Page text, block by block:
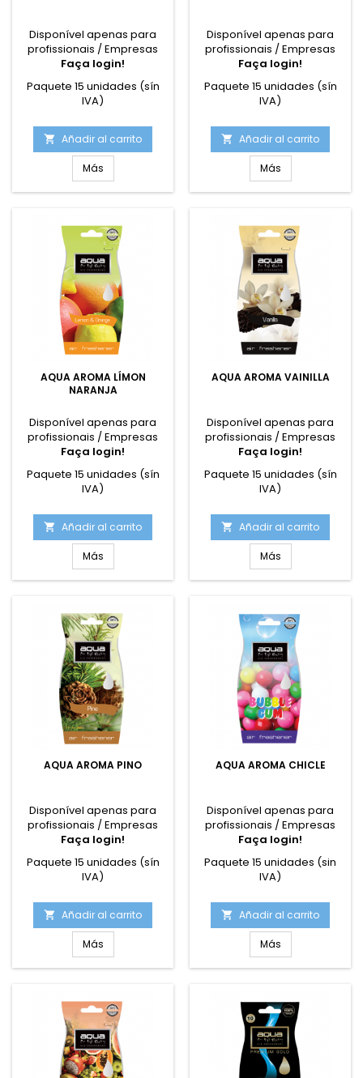
Disponível apenas para
profissionais / Empresas
Faça login!
Paquete 15 unidades (sín
IVA)
 Añadir al carrito
Más
Disponível apenas para
profissionais / Empresas
Faça login!
Paquete 15 unidades (sín
IVA)
 Añadir al carrito
Más
AQUA AROMA LÍMON
NARANJA
Disponível apenas para
profissionais / Empresas
Faça login!
Paquete 15 unidades (sín
IVA)
 Añadir al carrito
Más
AQUA AROMA VAINILLA
Disponível apenas para
profissionais / Empresas
Faça login!
Paquete 15 unidades (sín
IVA)
 Añadir al carrito
Más
AQUA AROMA PINO
Disponível apenas para
profissionais / Empresas
Faça login!
Paquete 15 unidades (sín
IVA)
 Añadir al carrito
Más
AQUA AROMA CHICLE
Disponível apenas para
profissionais / Empresas
Faça login!
Paquete 15 unidades (sin
IVA)
 Añadir al carrito
Más